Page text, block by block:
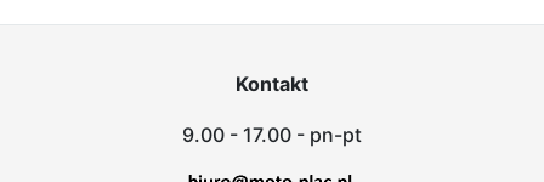
Kontakt
9.00 - 17.00 - pn-pt